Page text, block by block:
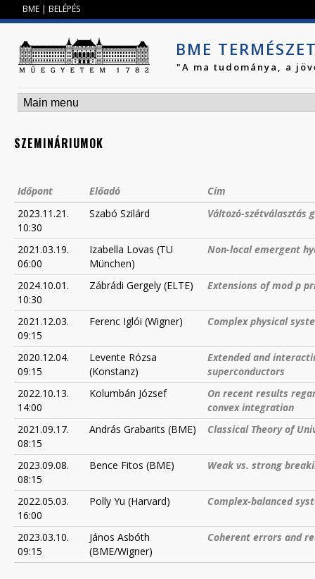
BME | BELÉPÉS
BME
"A ma tudománya, a
SZEMINÁRIUMOK
Időpont Előadó
Cím
2023.11.21.
10:30
Szabó Szilárd Változó-
2021.03.19.
06:00
Izabella Lovas (TU
München)
Non-local emergent
2024.10.01.
10:30
Zábrádi Gergely (ELTE) Extensions of mod p
2021.12.03.
09:15
Ferenc Iglói (Wigner) Complex physical
2020.12.04.
09:15
Levente Rózsa
(Konstanz)
Extended and
superconductors
2022.10.13.
14:00
Kolumbán József
On recent results
convex integration
2021.09.17.
08:15
András Grabarits (BME) Classical Theory of
2023.09.08.
08:15
Bence Fitos (BME) Weak vs. strong
2022.05.03.
16:00
Polly Yu (Harvard) Complex-balanced
2023.03.10.
09:15
János Asbóth
(BME/Wigner)
Coherent errors and